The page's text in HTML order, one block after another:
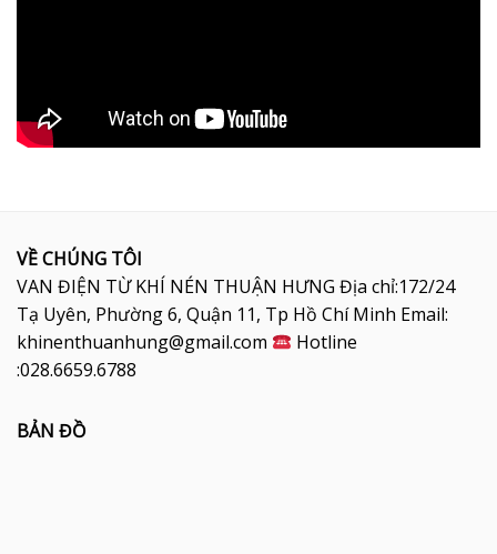
VỀ CHÚNG TÔI
VAN ĐIỆN TỪ KHÍ NÉN THUẬN HƯNG Địa chỉ:172/24
Tạ Uyên, Phường 6, Quận 11, Tp Hồ Chí Minh Email:
khinenthuanhung@gmail.com
Hotline
:028.6659.6788
BẢN ĐỒ